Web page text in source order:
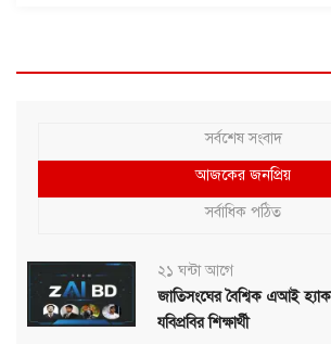
সর্বশেষ সংবাদ
আজকের জনপ্রিয়
সর্বাধিক পঠিত
২১ ঘন্টা আগে
জাতিসংঘের বৈশ্বিক এআই
যবিপ্রবির শিক্ষার্থী